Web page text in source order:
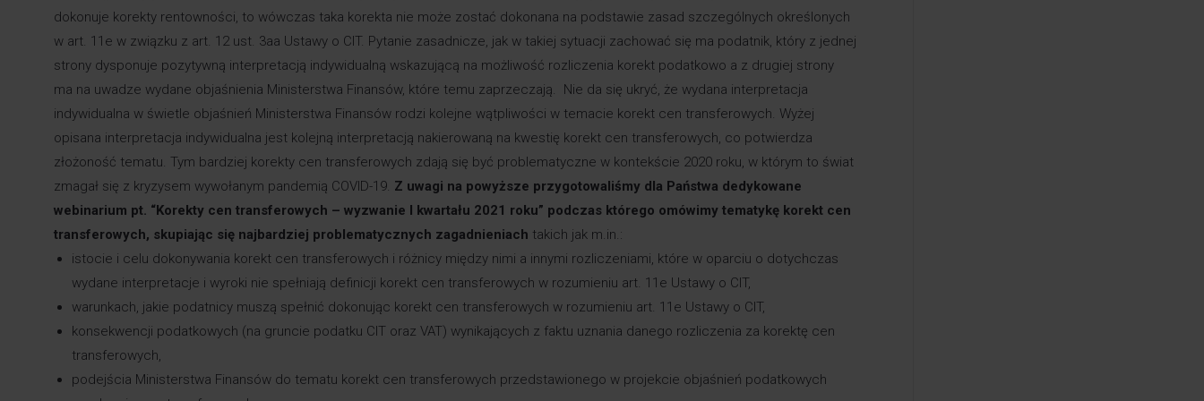
dokonuje korekty rentowności, to wówczas taka korekta nie może zostać dokonana na podstawie zasad szczególnych określonych
w art. 11e w związku z art. 12 ust. 3aa Ustawy o CIT. Pytanie zasadnicze, jak w takiej sytuacji zachować się ma podatnik, który z jednej
strony dysponuje pozytywną interpretacją indywidualną wskazującą na możliwość rozliczenia korekt podatkowo a z drugiej strony
ma na uwadze wydane objaśnienia Ministerstwa Finansów, które temu zaprzeczają. Nie da się ukryć, że wydana interpretacja
indywidualna w świetle objaśnień Ministerstwa Finansów rodzi kolejne wątpliwości w temacie korekt cen transferowych. Wyżej
opisana interpretacja indywidualna jest kolejną interpretacją nakierowaną na kwestię korekt cen transferowych, co potwierdza
złożoność tematu. Tym bardziej korekty cen transferowych zdają się być problematyczne w kontekście 2020 roku, w którym to świat
zmagał się z kryzysem wywołanym pandemią COVID-19. Z uwagi na powyższe przygotowaliśmy dla Państwa dedykowane
webinarium pt. “Korekty cen transferowych – wyzwanie I kwartału 2021 roku” podczas którego omówimy tematykę korekt cen
transferowych, skupiając się najbardziej problematycznych zagadnieniach takich jak m.in.:
istocie i celu dokonywania korekt cen transferowych i różnicy między nimi a innymi rozliczeniami, które w oparciu o dotychczas
wydane interpretacje i wyroki nie spełniają definicji korekt cen transferowych w rozumieniu art. 11e Ustawy o CIT,
warunkach, jakie podatnicy muszą spełnić dokonując korekt cen transferowych w rozumieniu art. 11e Ustawy o CIT,
konsekwencji podatkowych (na gruncie podatku CIT oraz VAT) wynikających z faktu uznania danego rozliczenia za korektę cen
transferowych,
podejścia Ministerstwa Finansów do tematu korekt cen transferowych przedstawionego w projekcie objaśnień podatkowych